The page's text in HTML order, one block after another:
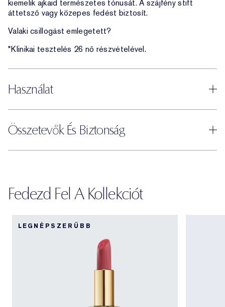
kiemelik ajkaid természetes tónusát. A szájfény stift
áttetsző vagy közepes fedést biztosít.
Valaki csillogást emlegetett?
*Klinikai tesztelés 26 nő részvételével.
Használat
Összetevők És Biztonság
Fedezd Fel A Kollekciót
LEGNÉPSZERŰBB